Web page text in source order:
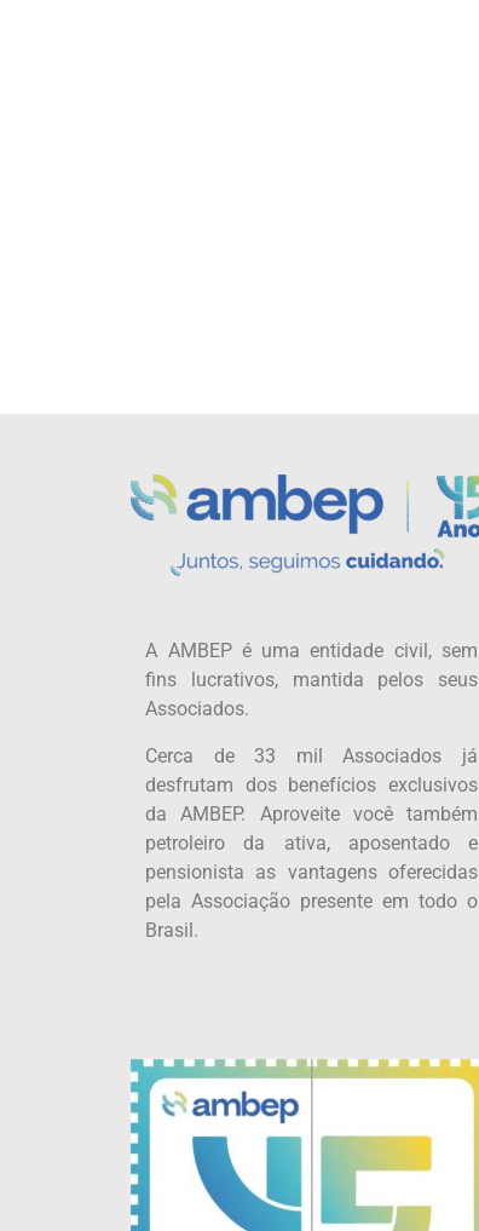
A AMBEP é uma entidade civil, sem
fins lucrativos, mantida pelos seus
Associados.
Cerca de 33 mil Associados já
desfrutam dos benefícios exclusivos
da AMBEP. Aproveite você também
petroleiro da ativa, aposentado e
pensionista as vantagens oferecidas
pela Associação presente em todo o
Brasil.